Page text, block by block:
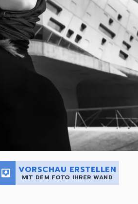
move_to_inbox VORSCHAU ERSTELLEN
MIT DEM FOTO IHRER WAND